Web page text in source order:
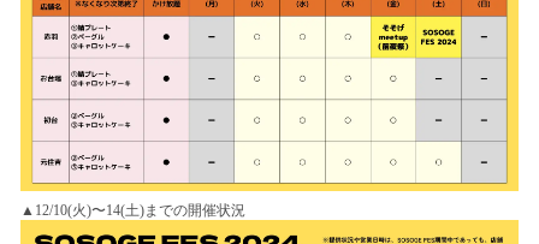
▲12/10(火)〜14(土)までの開催状況